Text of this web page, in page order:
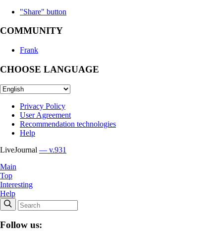
"Share" button
COMMUNITY
Frank
CHOOSE LANGUAGE
Privacy Policy
User Agreement
Recommendation technologies
Help
LiveJournal — v.931
Main
Top
Interesting
Help
Follow us: